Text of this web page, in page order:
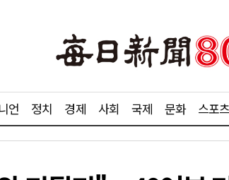
언 정치 경제 사회 국제 문화 스포츠